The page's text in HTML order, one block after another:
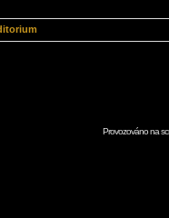
Provozováno na